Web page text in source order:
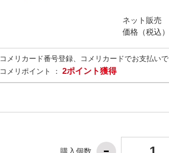
ネット販売
価格（税込）
コメリカード番号登録、コメリカードでお支払いで
コメリポイント ： 2ポイント獲得
購入個数